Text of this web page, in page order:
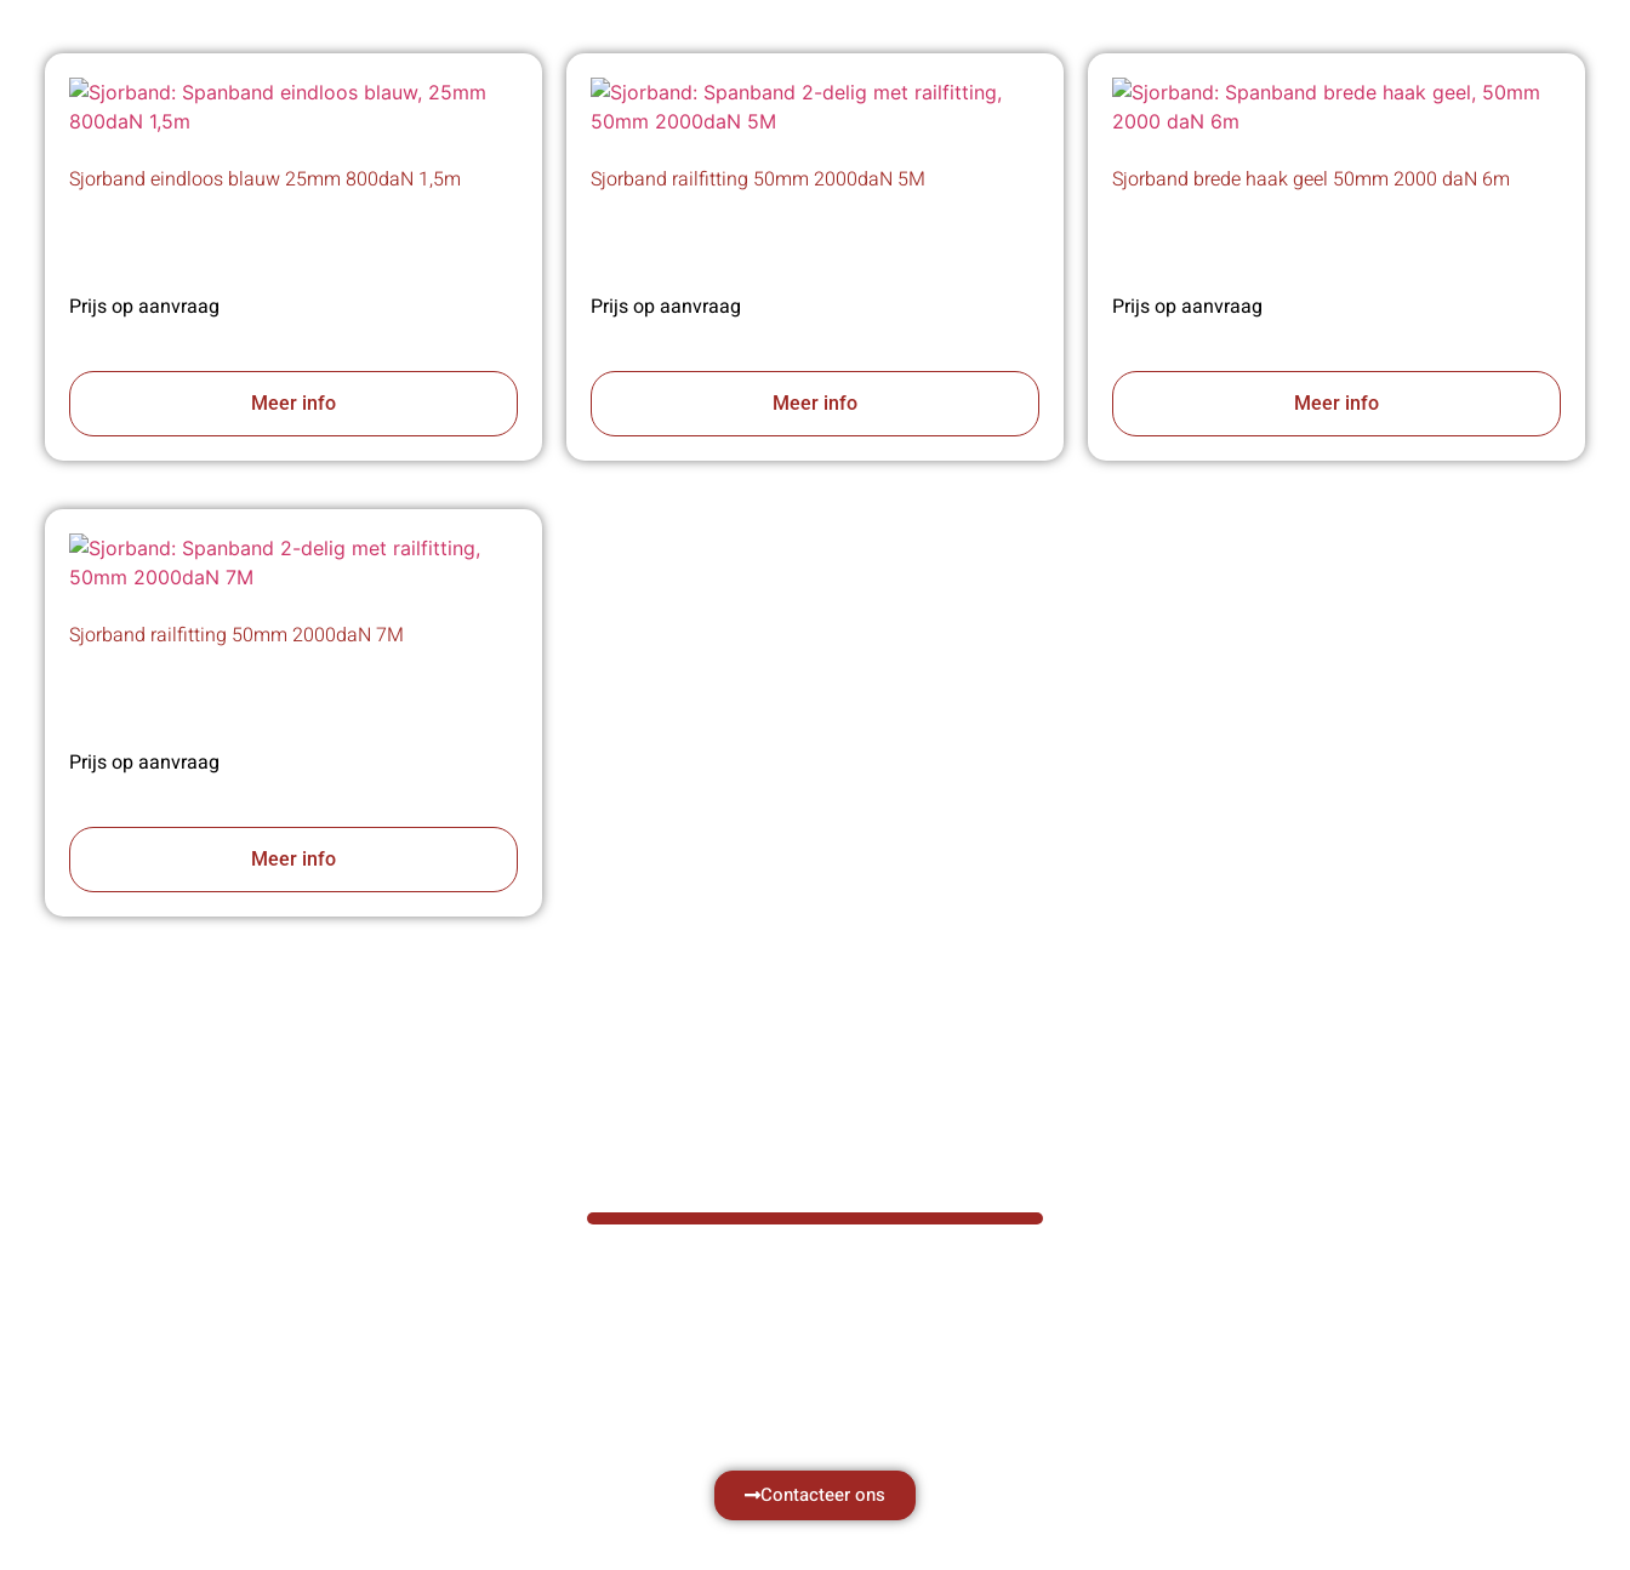
Sjorband eindloos blauw 25mm 800daN 1,5m
Prijs op aanvraag
Meer info
Sjorband railfitting 50mm 2000daN 5M
Prijs op aanvraag
Meer info
Sjorband brede haak geel 50mm 2000 daN 6m
Prijs op aanvraag
Meer info
Sjorband railfitting 50mm 2000daN 7M
Prijs op aanvraag
Meer info
Contacteer ons